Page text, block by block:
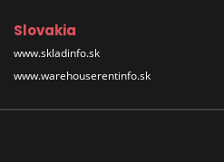
Slovakia
www.skladinfo.sk
www.warehouserentinfo.sk